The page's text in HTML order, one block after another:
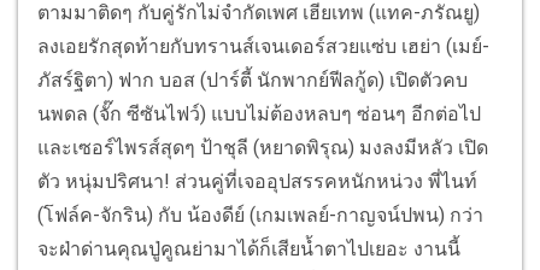
ตามมาติดๆ กับคู่รักไม่จำกัดเพศ เฮียเทพ (แทค-ภรัณยู)
ลงเอยรักสุดท้ายกับทรานส์เจนเดอร์สวยแซ่บ เฮย่า (เมย์-
ภัสร์ฐิตา) ฟาก บอส (ปาร์ตี้ นักพากย์ฟีลกู้ด) เปิดตัวคบ
นพดล (จั๊ก ซีซันไฟว์) แบบไม่ต้องหลบๆ ซ่อนๆ อีกต่อไป
และเซอร์ไพรส์สุดๆ ป้าชุลี (หยาดพิรุณ) มงลงมีหลัว เปิด
ตัว หนุ่มปริศนา! ส่วนคู่ที่เจออุปสรรคหนักหน่วง พี่ไนท์
(โฟล์ค-จักริน) กับ น้องดีย์ (เกมเพลย์-กาญจน์ปพน) กว่า
จะฝ่าด่านคุณปู่คูณย่ามาได้ก็เสียน้ำตาไปเยอะ งานนี้